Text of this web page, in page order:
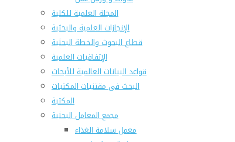
المجلة العلمية للكلية
الإنجازات العلمية والبحثية
قطاع البحوث والخطة البحثية
الإتفاقيات العلمية
قواعد البيانات العالمية للأبحاث
البحث فى مقتنيات المكتبات
المكتبة
مجمع المعامل البحثية
معمل سلامة الغذاء